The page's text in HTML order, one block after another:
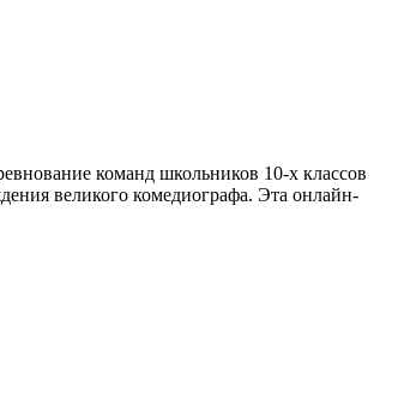
команд школьников 10-х классов
великого комедиографа. Эта онлайн-